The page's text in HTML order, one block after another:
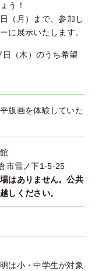
う！
（月）まで、参加し
に展示いたします。
（木）のうち希望
版画を体験していた
市雪ノ下1-5-25
はありません。公共
しください。
は小・中学生が対象